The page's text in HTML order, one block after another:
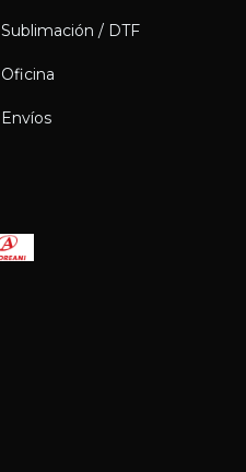
Sublimación / DTF
Oficina
Envíos